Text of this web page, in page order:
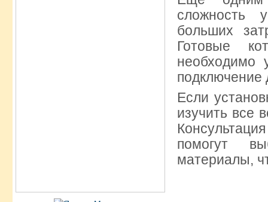
сложность
больших
Готовые
необходимо
подключение
Если
изучить все
помогут
материалы,